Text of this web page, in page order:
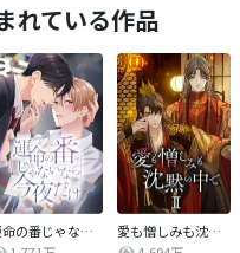
れている作品
運命の番じゃないなら今夜だけ
愛も憎しみも沈黙の中で